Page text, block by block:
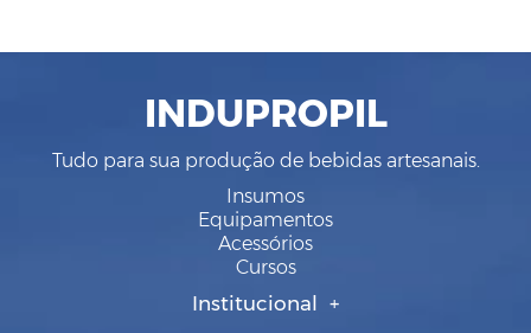
INDUPROPIL
Tudo para sua produção de bebidas artesanais.
Insumos
Equipamentos
Acessórios
Cursos
Institucional